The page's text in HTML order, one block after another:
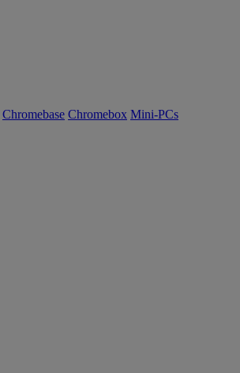
Chromebase Chromebox Mini-PCs